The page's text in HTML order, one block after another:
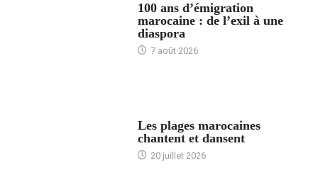
100 ans d’émigration
marocaine : de l’exil à une
diaspora
7 août 2026
Les plages marocaines
chantent et dansent
20 juillet 2026